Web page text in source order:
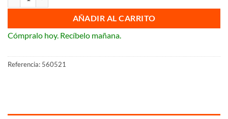
AÑADIR AL CARRITO
Cómpralo hoy. Recíbelo mañana.
Referencia: 560521